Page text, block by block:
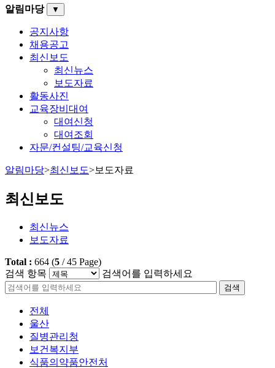
알림마당 ▼
공지사항
채용공고
최신보도
최신뉴스
보도자료
활동사진
교육장비대여
대여신청
대여조회
자문/컨설팅/교육신청
알림마당>최신보도>보도자료
최신보도
최신뉴스
보도자료
Total : 664 (5 /45 Page)
검색 항목
검색어를 입력하세요
검색
전체
울산
질병관리청
보건복지부
식품의약품안전처